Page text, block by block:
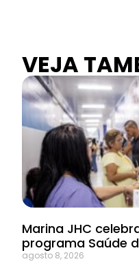
VEJA
Marina JHC
programa Saúde
agosto 8, 2026